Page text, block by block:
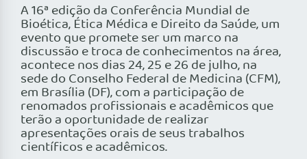
A 16ª edição da Conferência Mundial de
Bioética, Ética Médica e Direito da Saúde, um
evento que promete ser um marco na
discussão e troca de conhecimentos na área,
acontece nos dias 24, 25 e 26 de julho, na
sede do Conselho Federal de Medicina (CFM),
em Brasília (DF), com a participação de
renomados profissionais e acadêmicos que
terão a oportunidade de realizar
apresentações orais de seus trabalhos
científicos e acadêmicos.